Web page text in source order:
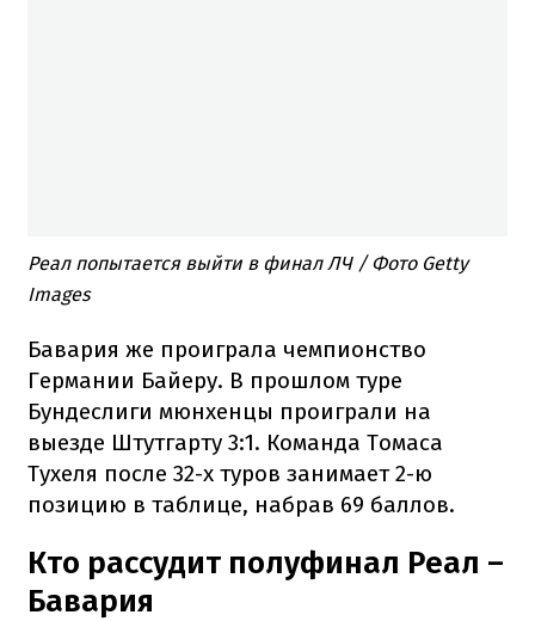
Реал попытается выйти в финал ЛЧ / Фото Getty
Images
Бавария же проиграла чемпионство
Германии Байеру. В прошлом туре
Бундеслиги мюнхенцы проиграли на
выезде Штутгарту 3:1. Команда Томаса
Тухеля после 32-х туров занимает 2-ю
позицию в таблице, набрав 69 баллов.
Кто рассудит полуфинал Реал –
Бавария